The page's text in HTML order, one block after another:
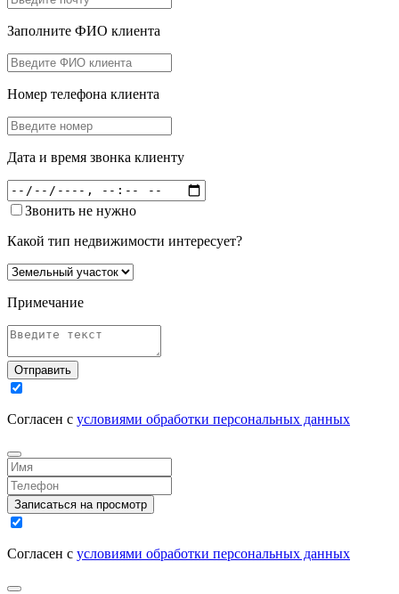
Заполните ФИО клиента
Номер телефона клиента
Дата и время звонка клиенту
Звонить не нужно
Какой тип недвижимости интересует?
Примечание
Отправить
Согласен с условиями обработки персональных данных
Записаться на просмотр
Согласен с условиями обработки персональных данных